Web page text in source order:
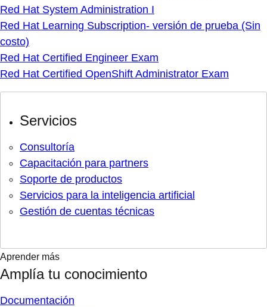
Red Hat System Administration I
Red Hat Learning Subscription- versión de prueba (Sin
costo)
Red Hat Certified Engineer Exam
Red Hat Certified OpenShift Administrator Exam
Servicios
Consultoría
Capacitación para partners
Soporte de productos
Servicios para la inteligencia artificial
Gestión de cuentas técnicas
Aprender más
Amplía tu conocimiento
Documentación